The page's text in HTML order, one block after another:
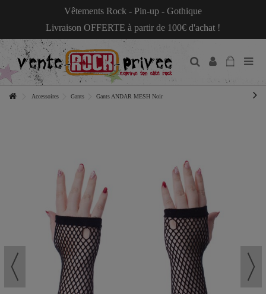
Vêtements Rock - Pin-up - Gothique
Livraison OFFERTE à partir de 100€ d'achat !
Accessoires Gants Gants ANDAR MESH Noir